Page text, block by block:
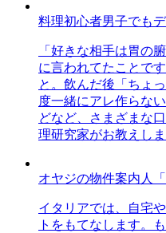
料理初心者男子でも
「好きな相手は胃の
に言われてたことで
と。飲んだ後「ちょ
度一緒にアレ作らな
どなど、さまざまな
理研究家がお教えしま
オヤジの物件案内人
イタリアでは、自宅
トをもてなします。